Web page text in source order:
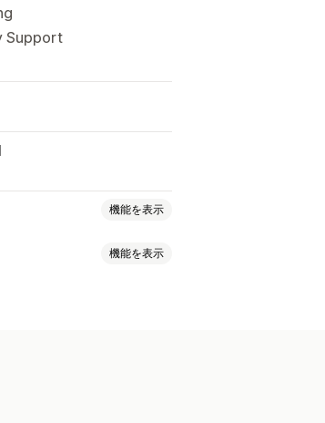
Support
機能を表示
機能を表示